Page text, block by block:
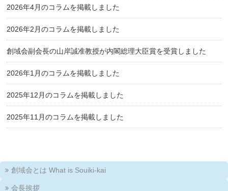
2026年4月のコラムを掲載しました
2026年2月のコラムを掲載しました
創域会副会長の山岸誠准教授が内閣総理大臣賞を受賞しました
2026年1月のコラムを掲載しました
2025年12月のコラムを掲載しました
2025年11月のコラムを掲載しました
創域会とは What is Souiki-kai
会長挨拶